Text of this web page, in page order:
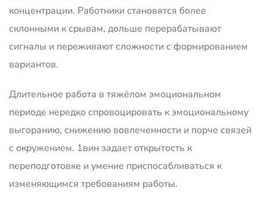
концентрации. Работники становятся более
склонными к срывам, дольше перерабатывают
сигналы и переживают сложности с формированием
вариантов.
Длительное работа в тяжёлом эмоциональном
периоде нередко спровоцировать к эмоциональному
выгоранию, снижению вовлеченности и порче связей
с окружением. 1вин задает открытость к
переподготовке и умение приспосабливаться к
изменяющимся требованиям работы.